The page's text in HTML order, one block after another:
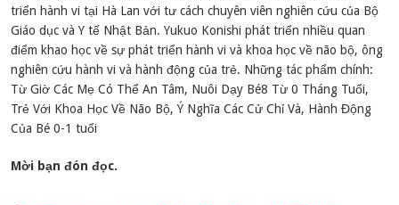
triển hành vi tại Hà Lan với tư cách chuyên viên nghiên cứu của Bộ
Giáo dục và Y tế Nhật Bản. Yukuo Konishi phát triển nhiều quan
điểm khao học về sự phát triển hành vi và khoa học về não bộ, ông
nghiên cứu hành vi và hành động của trẻ. Những tác phẩm chính:
Từ Giờ Các Mẹ Có Thể An Tâm, Nuôi Dạy Bé8 Từ 0 Tháng Tuổi,
Trẻ Với Khoa Học Về Não Bộ, Ý Nghĩa Các Cử Chỉ Và, Hành Động
Của Bé 0-1 tuổi
Mời bạn đón đọc.